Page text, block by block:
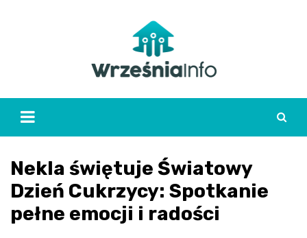
Nekla świętuje Światowy
Dzień Cukrzycy: Spotkanie
pełne emocji i radości